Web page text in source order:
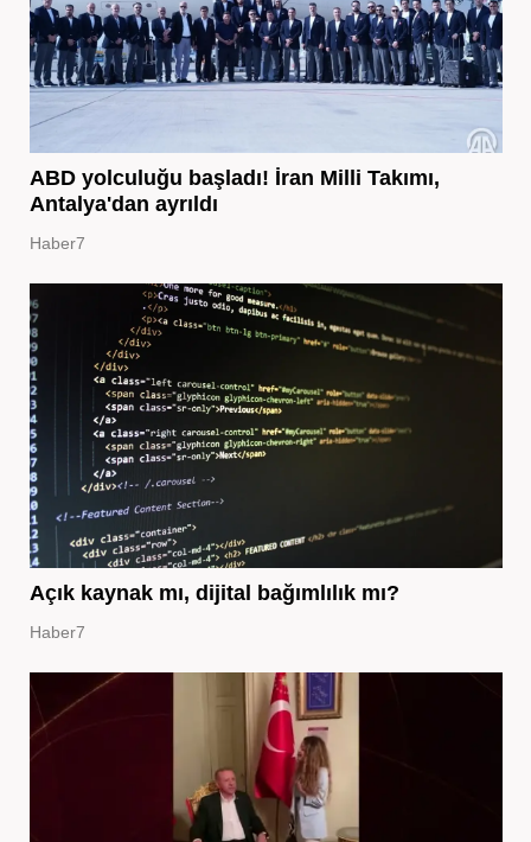
ABD yolculuğu başladı! İran Milli Takımı,
Antalya'dan ayrıldı
Haber7
Açık kaynak mı, dijital bağımlılık mı?
Haber7